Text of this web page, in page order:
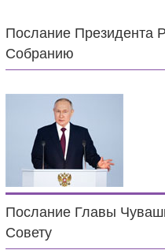
Послание Президента
Собранию
Послание Главы
Совету